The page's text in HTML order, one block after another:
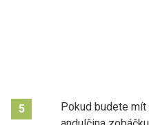
5
Pokud budete